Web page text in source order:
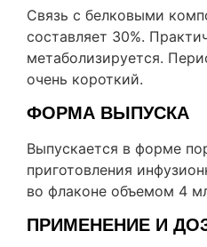
Связь с белковыми
составляет 30%.
метаболизируется.
очень короткий.
ФОРМА ВЫПУСКА
Выпускается в форме
приготовления
во флаконе объемом 4
ПРИМЕНЕНИЕ И